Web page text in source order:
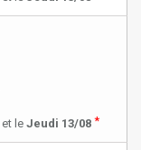
et le Jeudi 13/08 *